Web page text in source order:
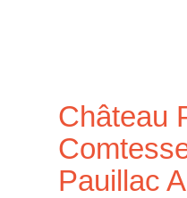
Château
Pauillac